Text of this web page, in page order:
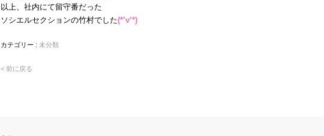
以上、社内にて留守番だった
ソシエルセクションの竹村でした(*’v’*)
カテゴリー : 未分類
< 前に戻る